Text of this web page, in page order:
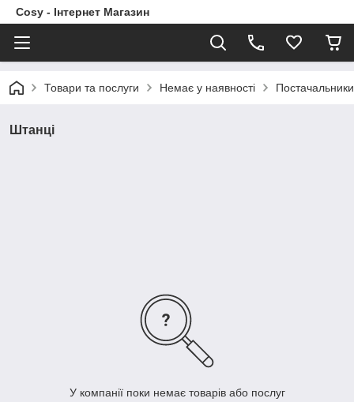
Cosy - Інтернет Магазин
Товари та послуги Немає у наявності Постачальники
Штанці
У компанії поки немає товарів або послуг